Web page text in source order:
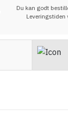
Du kan godt